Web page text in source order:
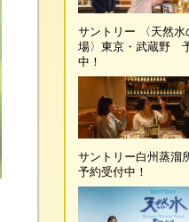
サントリー 〈天然水
場〉東京・武蔵野
中！
サントリー白州蒸溜
予約受付中！